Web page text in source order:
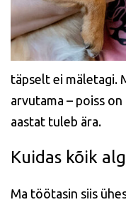
täpselt ei mäletagi.
arvutama – poiss
aastat tuleb ära.
Kuidas kõik
Ma töötasin siis